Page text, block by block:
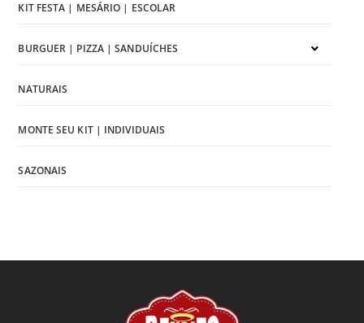
KIT FESTA | MESÁRIO | ESCOLAR
BURGUER | PIZZA | SANDUÍCHES
NATURAIS
MONTE SEU KIT | INDIVIDUAIS
SAZONAIS